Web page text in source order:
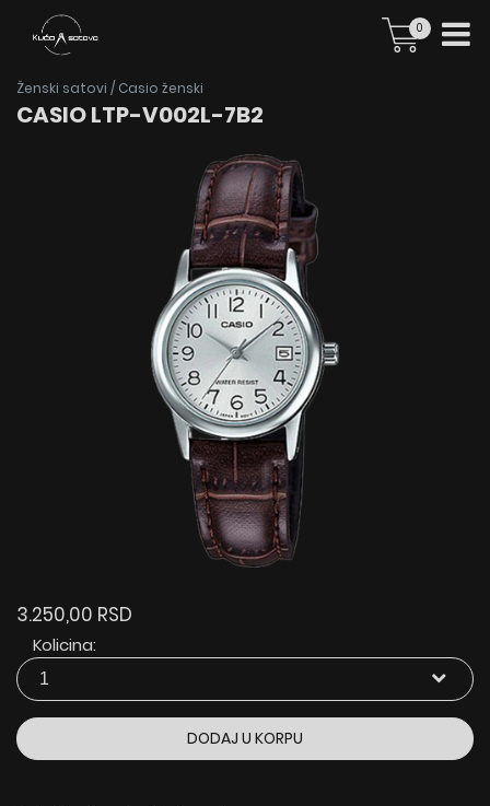
0
Ženski satovi / Casio ženski
CASIO LTP-V002L-7B2
3.250,00 RSD
Kolicina:
DODAJ U KORPU